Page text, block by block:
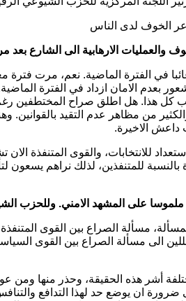
الخوف لدى الناس
والعمليات الارهابية الى الشارع بعد
في الفترة الماضية. نعم، مرت
بعدم الامان ازداد في الفترة
كل هذا. هل اطلق صراح
من مظاهر عدم التقيد
داعش الاخيرة.
للانتخابات، والقوى
للمتنفذين، لذلك نراهم يسعون
ملموسا على المشهد الامني. وللحزب
مسألة الصراع بين القوى
الى مسألة الصراع بين القوى
أشر هذه الحقيقة، وحذر منها ومن
ان يوضع حد لهذا التدافع